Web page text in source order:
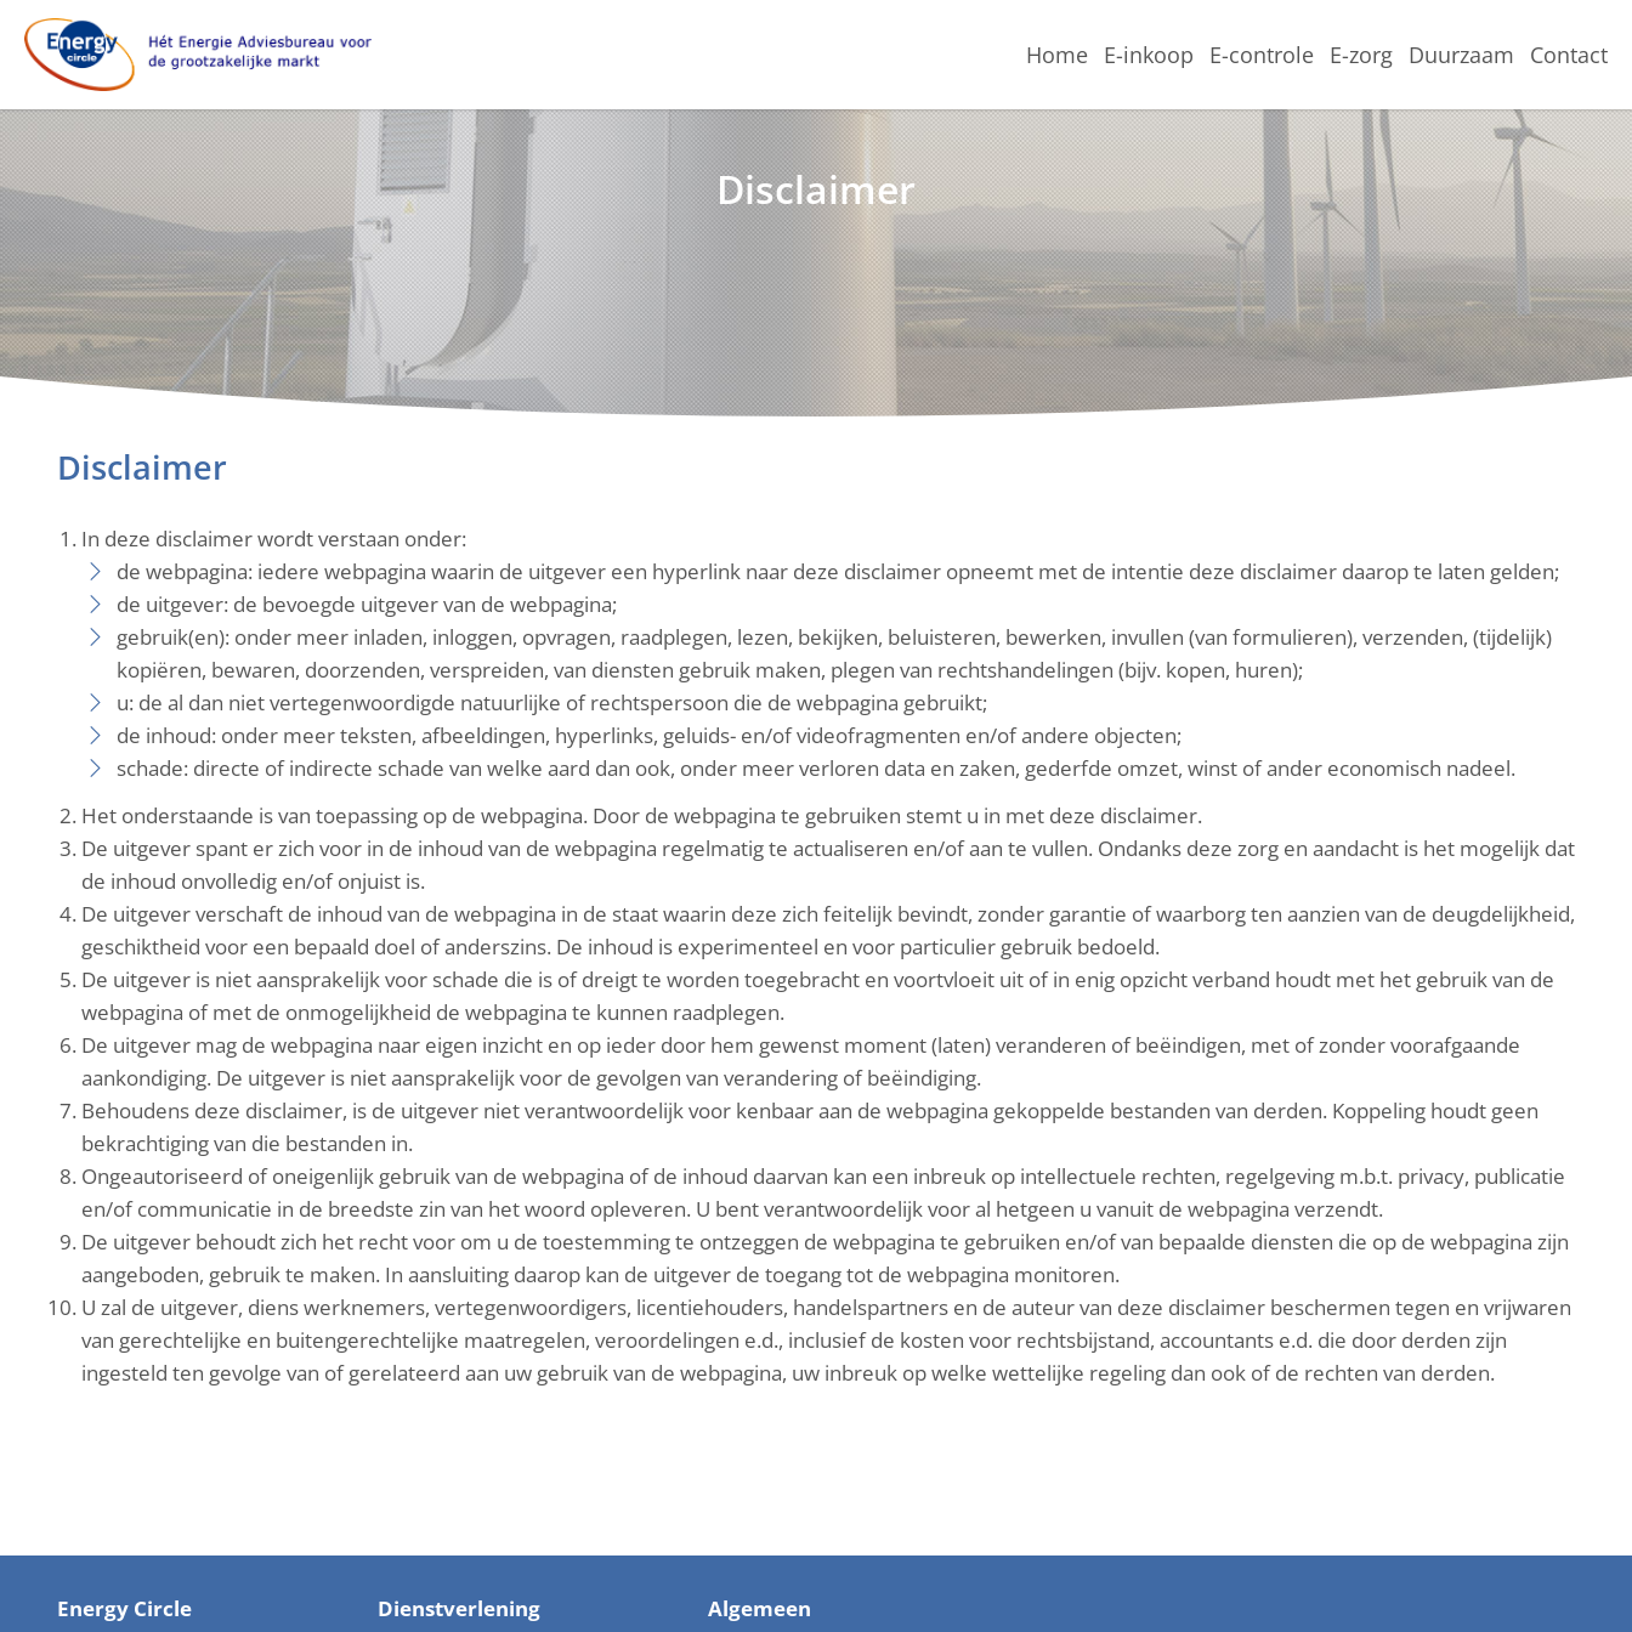
Home E-inkoop E-controle E-zorg Duurzaam Contact
Disclaimer
Disclaimer
In deze disclaimer wordt verstaan onder:
de webpagina: iedere webpagina waarin de uitgever een hyperlink naar deze disclaimer opneemt met de intentie deze disclaimer daarop te laten gelden;
de uitgever: de bevoegde uitgever van de webpagina;
gebruik(en): onder meer inladen, inloggen, opvragen, raadplegen, lezen, bekijken, beluisteren, bewerken, invullen (van formulieren), verzenden, (tijdelijk)
kopiëren, bewaren, doorzenden, verspreiden, van diensten gebruik maken, plegen van rechtshandelingen (bijv. kopen, huren);
u: de al dan niet vertegenwoordigde natuurlijke of rechtspersoon die de webpagina gebruikt;
de inhoud: onder meer teksten, afbeeldingen, hyperlinks, geluids- en/of videofragmenten en/of andere objecten;
schade: directe of indirecte schade van welke aard dan ook, onder meer verloren data en zaken, gederfde omzet, winst of ander economisch nadeel.
Het onderstaande is van toepassing op de webpagina. Door de webpagina te gebruiken stemt u in met deze disclaimer.
De uitgever spant er zich voor in de inhoud van de webpagina regelmatig te actualiseren en/of aan te vullen. Ondanks deze zorg en aandacht is het mogelijk dat
de inhoud onvolledig en/of onjuist is.
De uitgever verschaft de inhoud van de webpagina in de staat waarin deze zich feitelijk bevindt, zonder garantie of waarborg ten aanzien van de deugdelijkheid,
geschiktheid voor een bepaald doel of anderszins. De inhoud is experimenteel en voor particulier gebruik bedoeld.
De uitgever is niet aansprakelijk voor schade die is of dreigt te worden toegebracht en voortvloeit uit of in enig opzicht verband houdt met het gebruik van de
webpagina of met de onmogelijkheid de webpagina te kunnen raadplegen.
De uitgever mag de webpagina naar eigen inzicht en op ieder door hem gewenst moment (laten) veranderen of beëindigen, met of zonder voorafgaande
aankondiging. De uitgever is niet aansprakelijk voor de gevolgen van verandering of beëindiging.
Behoudens deze disclaimer, is de uitgever niet verantwoordelijk voor kenbaar aan de webpagina gekoppelde bestanden van derden. Koppeling houdt geen
bekrachtiging van die bestanden in.
Ongeautoriseerd of oneigenlijk gebruik van de webpagina of de inhoud daarvan kan een inbreuk op intellectuele rechten, regelgeving m.b.t. privacy, publicatie
en/of communicatie in de breedste zin van het woord opleveren. U bent verantwoordelijk voor al hetgeen u vanuit de webpagina verzendt.
De uitgever behoudt zich het recht voor om u de toestemming te ontzeggen de webpagina te gebruiken en/of van bepaalde diensten die op de webpagina zijn
aangeboden, gebruik te maken. In aansluiting daarop kan de uitgever de toegang tot de webpagina monitoren.
U zal de uitgever, diens werknemers, vertegenwoordigers, licentiehouders, handelspartners en de auteur van deze disclaimer beschermen tegen en vrijwaren
van gerechtelijke en buitengerechtelijke maatregelen, veroordelingen e.d., inclusief de kosten voor rechtsbijstand, accountants e.d. die door derden zijn
ingesteld ten gevolge van of gerelateerd aan uw gebruik van de webpagina, uw inbreuk op welke wettelijke regeling dan ook of de rechten van derden.
Energy Circle
Dienstverlening
Algemeen